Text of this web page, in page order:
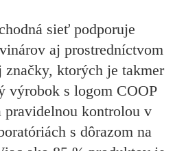
sieť podporuje
aj prostredníctvom
značky, ktorých je takmer
výrobok s logom COOP
pravidelnou kontrolou v
s dôrazom na